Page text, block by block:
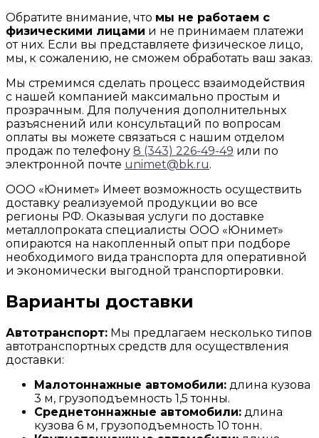
Обратите внимание, что мы не работаем с
физическими лицами и не принимаем платежи
от них. Если вы представляете физическое лицо,
мы, к сожалению, не сможем обработать ваш заказ.
Мы стремимся сделать процесс взаимодействия
с нашей компанией максимально простым и
прозрачным. Для получения дополнительных
разъяснений или консультаций по вопросам
оплаты вы можете связаться с нашим отделом
продаж по телефону 8 (343) 226-49-49 или по
электронной почте unimet@bk.ru.
ООО «Юнимет» Имеет возможность осуществить
доставку реализуемой продукции во все
регионы РФ. Оказывая услуги по доставке
металлопроката специалисты ООО «Юнимет»
опираются на накопленный опыт при подборе
необходимого вида транспорта для оперативной
и экономически выгодной транспортировки.
Варианты доставки
Автотранспорт: Мы предлагаем несколько типов
автотранспортных средств для осуществления
доставки:
Малотоннажные автомобили: длина кузова
3 м, грузоподъемность 1,5 тонны.
Среднетоннажные автомобили: длина
кузова 6 м, грузоподъемность 10 тонн.